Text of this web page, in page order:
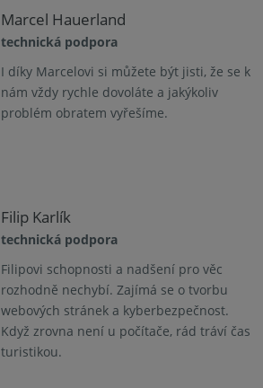
Marcel Hauerland
technická podpora
I díky Marcelovi si můžete být jisti, že se k
nám vždy rychle dovoláte a jakýkoliv
problém obratem vyřešíme.
Filip Karlík
technická podpora
Filipovi schopnosti a nadšení pro věc
rozhodně nechybí. Zajímá se o tvorbu
webových stránek a kyberbezpečnost.
Když zrovna není u počítače, rád tráví čas
turistikou.